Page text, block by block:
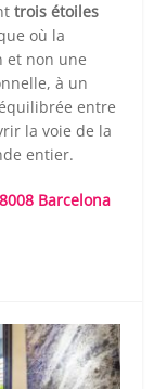
trois étoiles
où la
et non une
à un
entre
la voie de la
entier.
Barcelona